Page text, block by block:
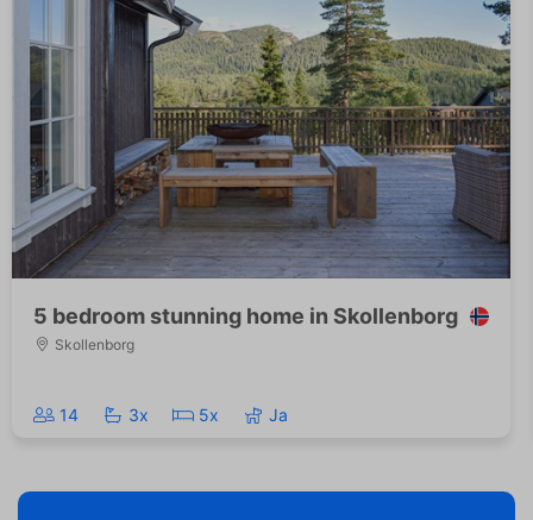
5 bedroom stunning home in Skollenborg
Skollenborg
14 3x 5x Ja